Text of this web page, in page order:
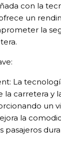
con la
un
la
La
la carretera y
un
la
pasajeros